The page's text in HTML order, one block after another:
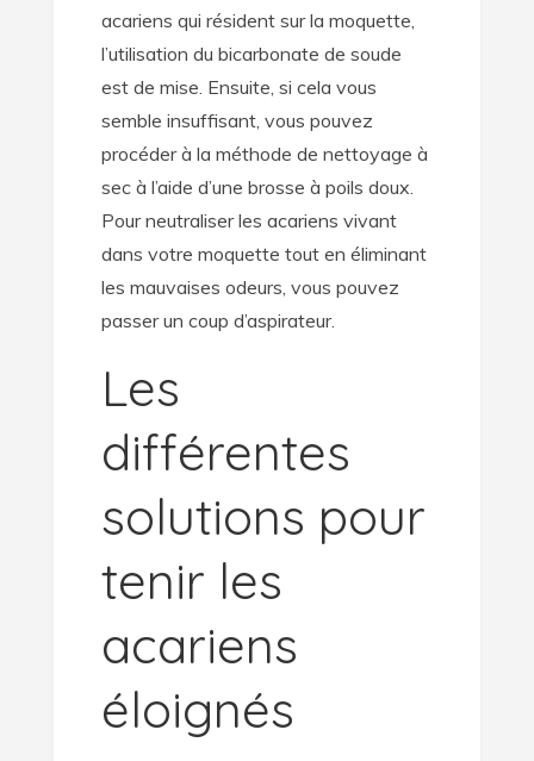
acariens qui résident sur la moquette,
l’utilisation du bicarbonate de soude
est de mise. Ensuite, si cela vous
semble insuffisant, vous pouvez
procéder à la méthode de nettoyage à
sec à l’aide d’une brosse à poils doux.
Pour neutraliser les acariens vivant
dans votre moquette tout en éliminant
les mauvaises odeurs, vous pouvez
passer un coup d’aspirateur.
Les
différentes
solutions pour
tenir les
acariens
éloignés